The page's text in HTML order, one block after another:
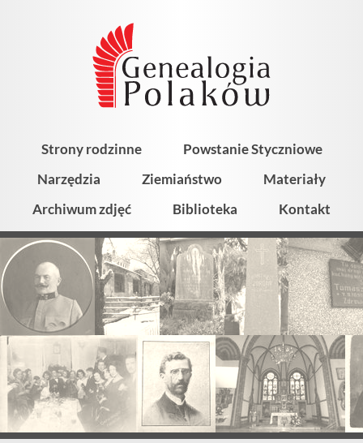
Strony rodzinne
Powstanie Styczniowe
Narzędzia
Ziemiaństwo
Materiały
Archiwum zdjęć
Biblioteka Kontakt